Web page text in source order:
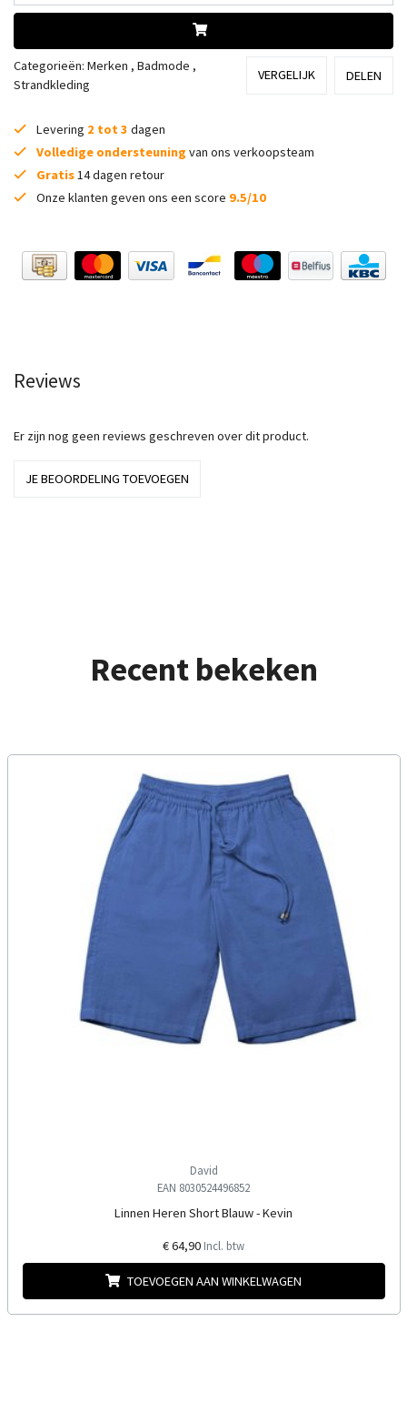
Categorieën: Merken , Badmode ,
Strandkleding
VERGELIJK DELEN
Levering 2 tot 3 dagen
Volledige ondersteuning van ons verkoopsteam
Gratis14 dagen retour
Onze klanten geven ons een score 9.5/10
Reviews
Er zijn nog geen reviews geschreven over dit product.
JE BEOORDELING TOEVOEGEN
Recent bekeken
David
EAN 8030524496852
Linnen Heren Short Blauw - Kevin
€ 64,90 Incl. btw
TOEVOEGEN AAN WINKELWAGEN